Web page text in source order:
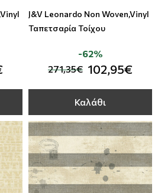
J&V Leonardo Non Woven,Vinyl
Ταπετσαρία Τοίχου
271,35€ 102,95€
-62%
Καλάθι